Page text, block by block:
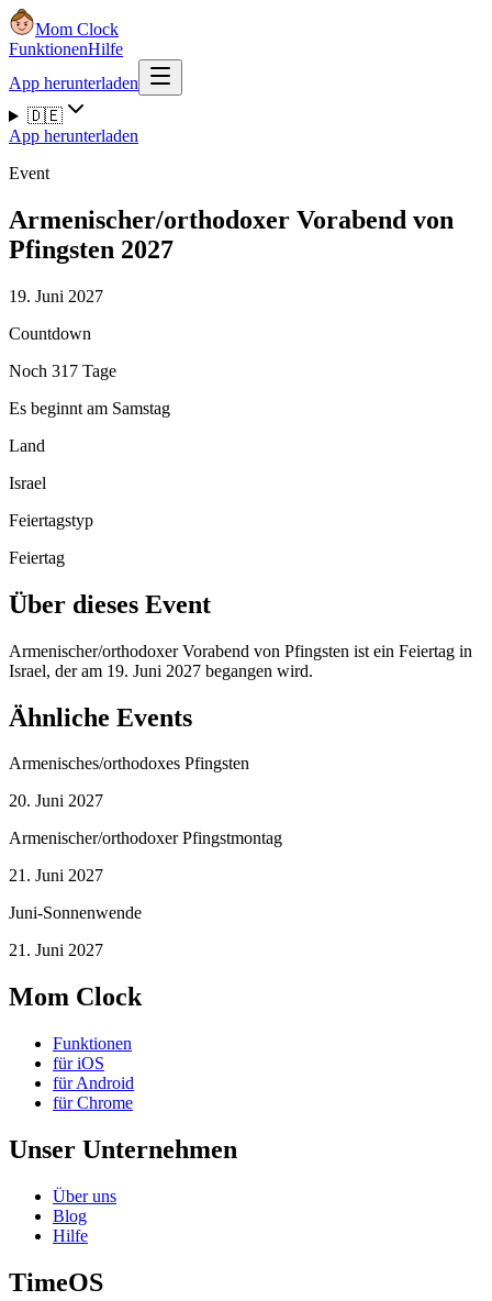
Mom Clock
FunktionenHilfe
App herunterladen
🇩🇪
App herunterladen
Event
Armenischer/orthodoxer Vorabend von
Pfingsten 2027
19. Juni 2027
Countdown
Noch 317 Tage
Es beginnt am Samstag
Land
Israel
Feiertagstyp
Feiertag
Über dieses Event
Armenischer/orthodoxer Vorabend von Pfingsten ist ein Feiertag in
Israel, der am 19. Juni 2027 begangen wird.
Ähnliche Events
Armenisches/orthodoxes Pfingsten
20. Juni 2027
Armenischer/orthodoxer Pfingstmontag
21. Juni 2027
Juni-Sonnenwende
21. Juni 2027
Mom Clock
Funktionen
für iOS
für Android
für Chrome
Unser Unternehmen
Über uns
Blog
Hilfe
TimeOS